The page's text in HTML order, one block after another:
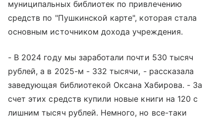
муниципальных библиотек по привлечению
средств по "Пушкинской карте", которая стала
основным источником дохода учреждения.
- В 2024 году мы заработали почти 530 тысяч
рублей, а в 2025-м - 332 тысячи, - рассказала
заведующая библиотекой Оксана Хабирова. - За
счет этих средств купили новые книги на 120 с
лишним тысяч рублей. Немного, но все-таки